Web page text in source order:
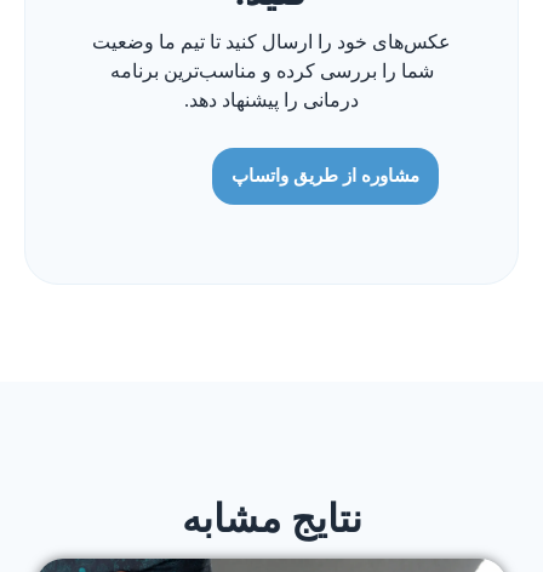
عکس‌های خود را ارسال کنید تا تیم ما وضعیت
شما را بررسی کرده و مناسب‌ترین برنامه
درمانی را پیشنهاد دهد.
مشاوره از طریق واتساپ
نتایج مشابه